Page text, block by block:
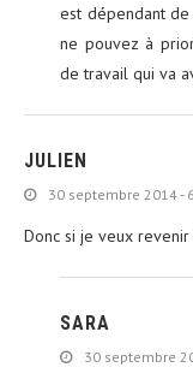
est dépendant de
ne pouvez à
de travail qui va
JULIEN
30 septembre 2014 -
Donc si je veux
SARA
30 septembre